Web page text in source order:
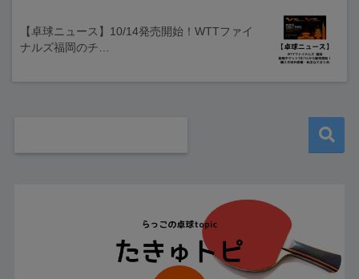
【卓球ニュース】10/14発売開始！WTTファイ
ナルズ福岡のチ…